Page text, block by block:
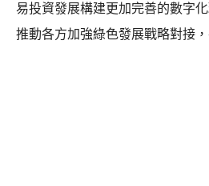
易投資發展構建更加完善的數字
推動各方加強綠色發展戰略對接